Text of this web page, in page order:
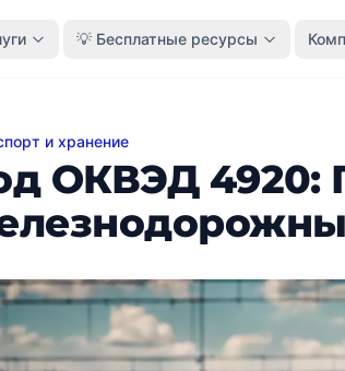
💡 Бесплатные ресурсы
4920: Грузовые
и хранение
ОКВЭД 4920: